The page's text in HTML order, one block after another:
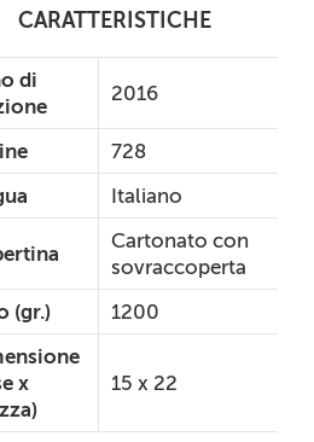
CARATTERISTICHE
di
2016
728
Italiano
Cartonato con
sovraccoperta
(gr.)
1200
x
15 x 22